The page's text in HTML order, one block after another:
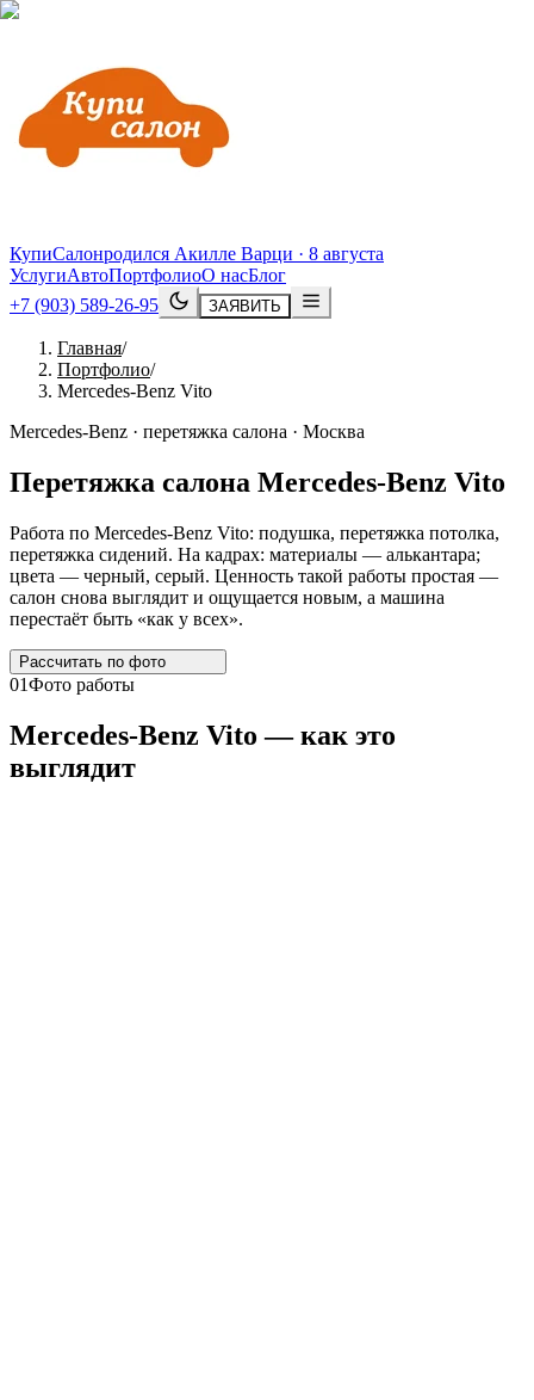
КупиСалонродился Акилле Варци · 8 августа
УслугиАвтоПортфолиоО насБлог
+7 (903) 589-26-95
ЗАЯВИТЬ
Главная/
Портфолио/
Mercedes-Benz Vito
Mercedes-Benz · перетяжка салона · Москва
Перетяжка салона Mercedes-Benz Vito
Работа по Mercedes-Benz Vito: подушка, перетяжка потолка,
перетяжка сидений. На кадрах: материалы — алькантара;
цвета — черный, серый. Ценность такой работы простая —
салон снова выглядит и ощущается новым, а машина
перестаёт быть «как у всех».
Рассчитать по фото
01Фото работы
Mercedes-Benz Vito — как это
выглядит